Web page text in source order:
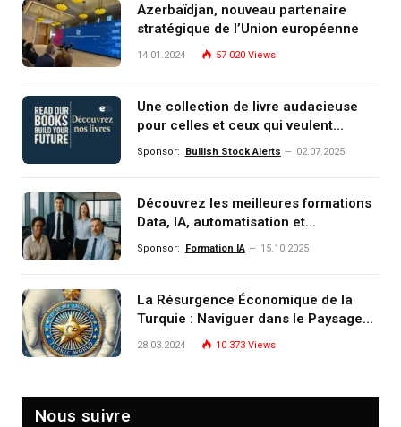
Azerbaïdjan, nouveau partenaire
stratégique de l’Union européenne
14.01.2024 57 020 Views
Une collection de livre audacieuse
pour celles et ceux qui veulent
comprendre, investir et dominer le
Sponsor: Bullish Stock Alerts 02.07.2025
Découvrez les meilleures formations
Data, IA, automatisation et
investissement (gestion de
Sponsor: Formation IA 15.10.2025
La Résurgence Économique de la
Turquie : Naviguer dans le Paysage
Post-Crise
28.03.2024 10 373 Views
Nous suivre